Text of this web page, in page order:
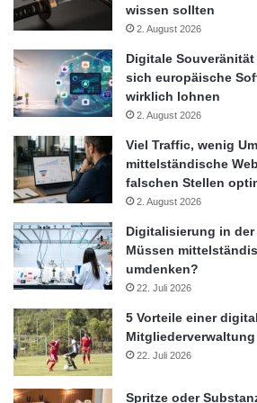
Klimaziele der Bundesregierung bis
die Modernisierungsrate von derzeit
Jahr mehr als verdoppelt werden.
Die staatliche KfW-Bank unterstützt
Modernisierung von Heizkesseln
„Energieeffizient sanieren“ mit
Darlehen, teilweise mit
bezuschusst das BAFA über das
erneuerbare Energien
bis 100 Kilowatt Leistung.
Quelle: E.ON Energie Deutschland
Arbeitsplatz
Bundesregierung
wissen sollten
2. August 2026
Digitale
sich europäische
wirklich lohnen
2. August 2026
Viel Traffic, wenig
mittelständische
falschen Stellen
2. August 2026
Digitalisierung in der
Müssen
umdenken?
22. Juli 2026
5 Vorteile einer
22. Juli 2026
Spritze oder